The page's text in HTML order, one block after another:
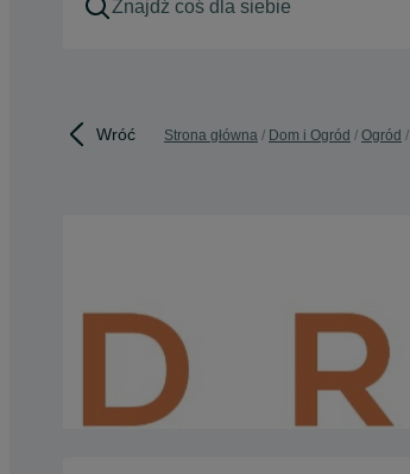
Wróć Strona główna Dom i Ogród Ogród